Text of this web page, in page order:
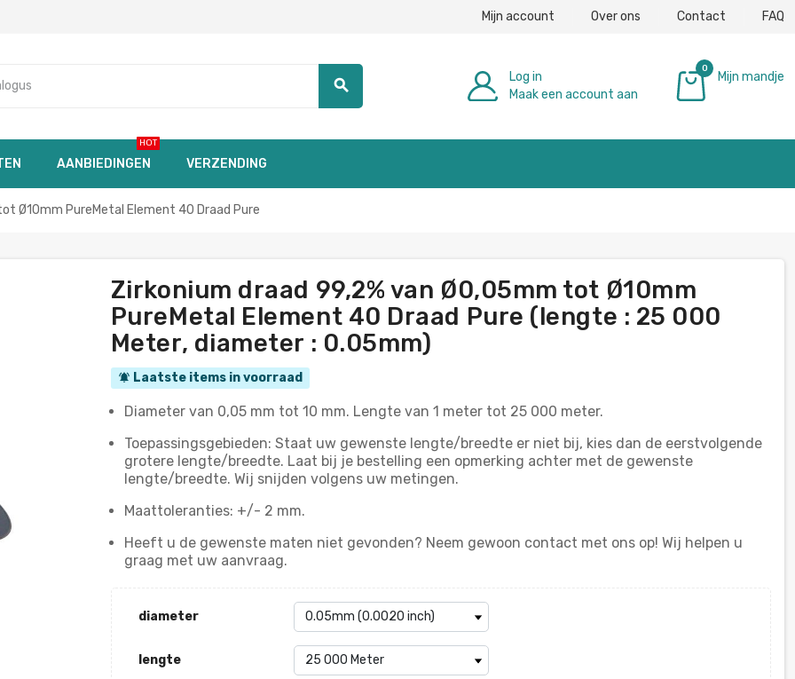
Mijn account Over ons Contact FAQ
search
Log in
Maak een account aan
0
Mijn mandje
AANBIEDINGEN
HOT
VERZENDING
Ø10mm PureMetal Element 40 Draad Pure
Zirkonium draad 99,2% van Ø0,05mm tot Ø10mm
PureMetal Element 40 Draad Pure (lengte : 25 000
Meter, diameter : 0.05mm)
notifications_active Laatste items in voorraad
Diameter van 0,05 mm tot 10 mm. Lengte van 1 meter tot 25 000 meter.
Toepassingsgebieden: Staat uw gewenste lengte/breedte er niet bij, kies dan de eerstvolgende
grotere lengte/breedte. Laat bij je bestelling een opmerking achter met de gewenste
lengte/breedte. Wij snijden volgens uw metingen.
Maattoleranties: +/- 2 mm.
Heeft u de gewenste maten niet gevonden? Neem gewoon contact met ons op! Wij helpen u
graag met uw aanvraag.
diameter
lengte